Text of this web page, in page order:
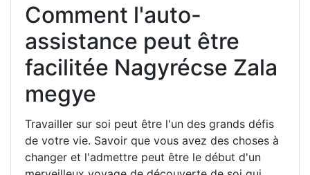
Comment l'auto-
assistance peut être
facilitée Nagyrécse Zala
megye
Travailler sur soi peut être l'un des grands défis
de votre vie. Savoir que vous avez des choses à
changer et l'admettre peut être le début d'un